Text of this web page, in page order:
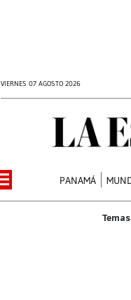
VIERNES 07 AGOSTO 2026
PANAMÁ